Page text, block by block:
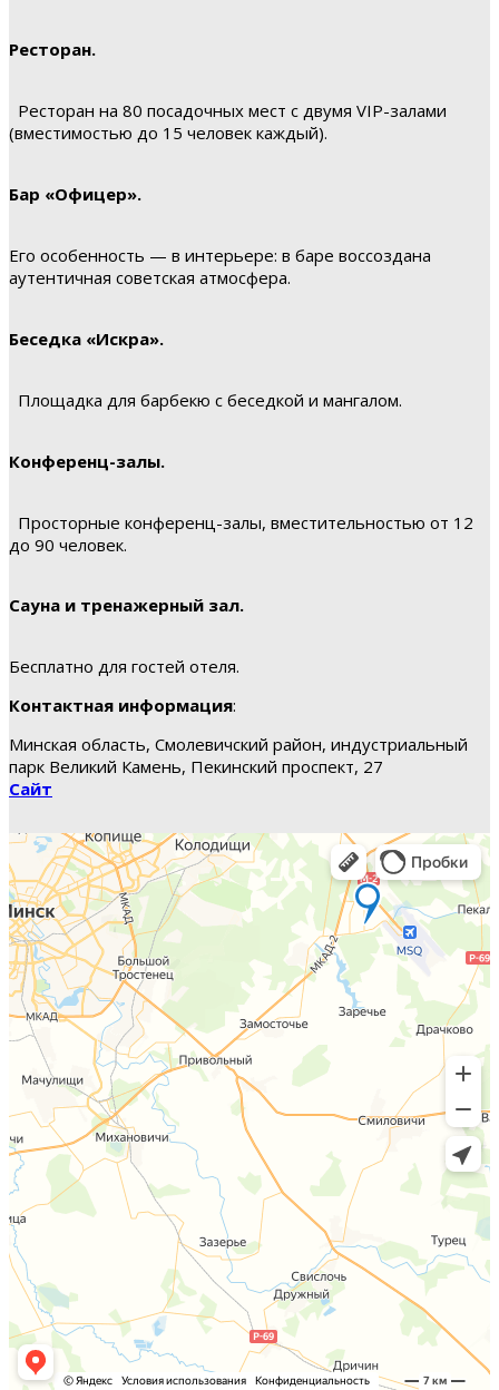
Ресторан.
Ресторан на 80 посадочных мест с двумя VIP-залами
(вместимостью до 15 человек каждый).
Бар «Офицер».
Его особенность — в интерьере: в баре воссоздана
аутентичная советская атмосфера.
Беседка «Искра».
Площадка для барбекю с беседкой и мангалом.
Конференц-залы.
Просторные конференц-залы, вместительностью от 12
до 90 человек.
Сауна и тренажерный зал.
Бесплатно для гостей отеля.
Контактная информация:
Минская область, Смолевичский район, индустриальный
парк Великий Камень, Пекинский проспект, 27
Сайт